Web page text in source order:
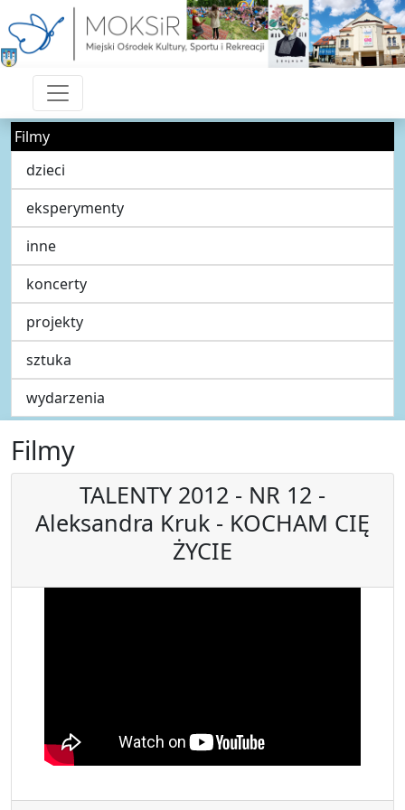
Filmy
dzieci
eksperymenty
inne
koncerty
projekty
sztuka
wydarzenia
Filmy
TALENTY 2012 - NR 12 -
Aleksandra Kruk - KOCHAM CIĘ
ŻYCIE